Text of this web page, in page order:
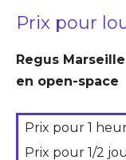
Prix pour
Regus
en open-space
Prix pour 1
Prix pour 1/2